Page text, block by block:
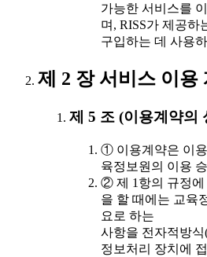
가능한 서비스를
며, RISS가 제공하
구입하는 데 사용
제 2 장 서비스 이용
제 5 조 (이용계약의
① 이용계약은 이
육정보원의 이용
② 제 1항의 규정에
을 할 때에는 교육
요로 하는
사항을 전자적방
정보처리 장치에